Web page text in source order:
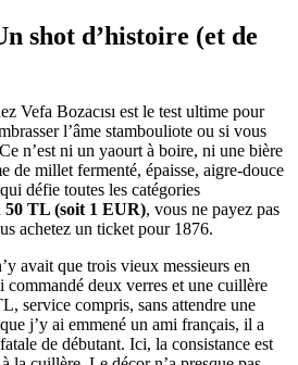
shot d’histoire (et de
Vefa Bozacısı est le test ultime pour
l’âme stambouliote ou si vous
n’est ni un yaourt à boire, ni une bière
de millet fermenté, épaisse, aigre-douce
défie toutes les catégories
50 TL (soit 1 EUR), vous ne payez pas
achetez un ticket pour 1876.
avait que trois vieux messieurs en
commandé deux verres et une cuillère
service compris, sans attendre une
j’y ai emmené un ami français, il a
de débutant. Ici, la consistance est